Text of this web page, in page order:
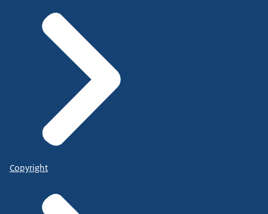
Copyright